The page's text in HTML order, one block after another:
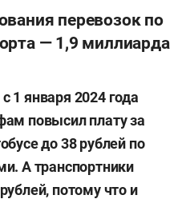
перевозок по
— 1,9 миллиарда
1 января 2024 года
повысил плату за
до 38 рублей по
А транспортники
потому что и